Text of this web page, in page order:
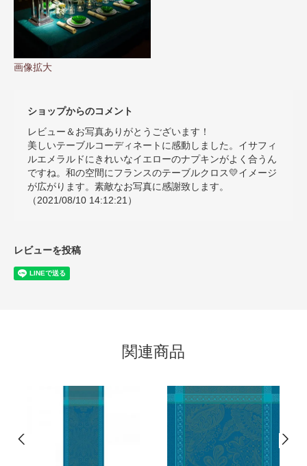
画像拡大
ショップからのコメント
レビュー＆お写真ありがとうございます！
美しいテーブルコーディネートに感動しました。イサフィ
ルエメラルドにきれいなイエローのナプキンがよく合うん
ですね。和の空間にフランスのテーブルクロス💛イメージ
が広がります。素敵なお写真に感謝致します。
（2021/08/10 14:12:21）
レビューを投稿
関連商品